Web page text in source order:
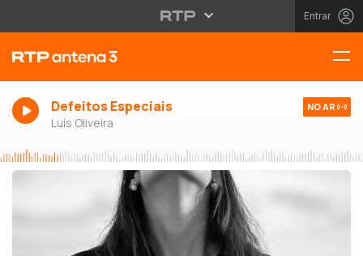
Entrar
Defeitos Especiais
Luís Oliveira
NO AR